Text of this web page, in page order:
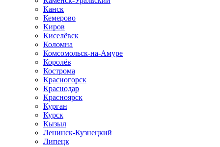
Канск
Кемерово
Киров
Киселёвск
Коломна
Комсомольск-на-Амуре
Королёв
Кострома
Красногорск
Краснодар
Красноярск
Курган
Курск
Кызыл
Ленинск-Кузнецкий
Липецк